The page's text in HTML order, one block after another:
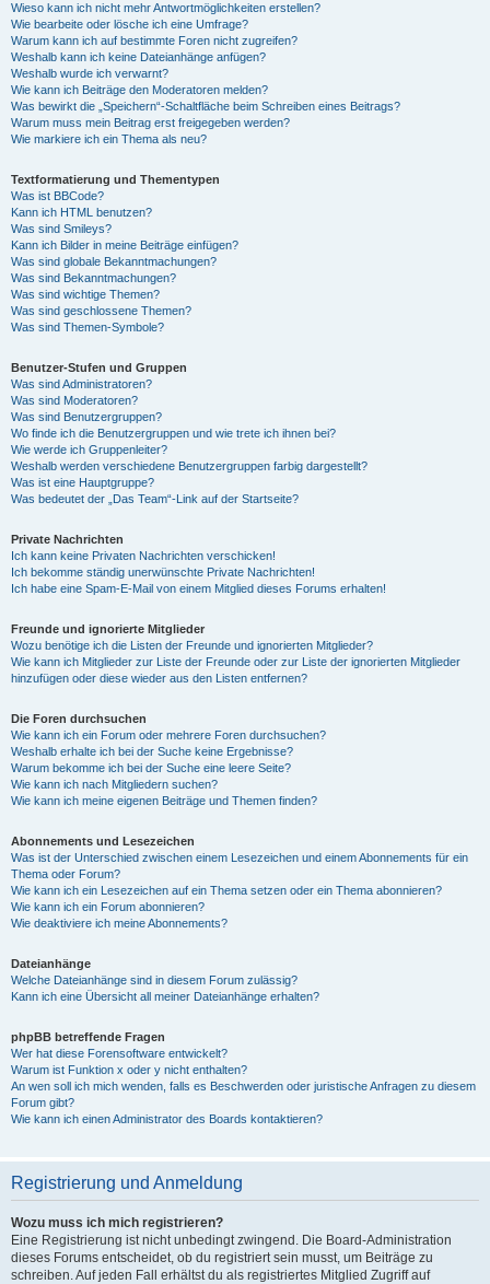
Wieso kann ich nicht mehr Antwortmöglichkeiten erstellen?
Wie bearbeite oder lösche ich eine Umfrage?
Warum kann ich auf bestimmte Foren nicht zugreifen?
Weshalb kann ich keine Dateianhänge anfügen?
Weshalb wurde ich verwarnt?
Wie kann ich Beiträge den Moderatoren melden?
Was bewirkt die „Speichern“-Schaltfläche beim Schreiben eines Beitrags?
Warum muss mein Beitrag erst freigegeben werden?
Wie markiere ich ein Thema als neu?
Textformatierung und Thementypen
Was ist BBCode?
Kann ich HTML benutzen?
Was sind Smileys?
Kann ich Bilder in meine Beiträge einfügen?
Was sind globale Bekanntmachungen?
Was sind Bekanntmachungen?
Was sind wichtige Themen?
Was sind geschlossene Themen?
Was sind Themen-Symbole?
Benutzer-Stufen und Gruppen
Was sind Administratoren?
Was sind Moderatoren?
Was sind Benutzergruppen?
Wo finde ich die Benutzergruppen und wie trete ich ihnen bei?
Wie werde ich Gruppenleiter?
Weshalb werden verschiedene Benutzergruppen farbig dargestellt?
Was ist eine Hauptgruppe?
Was bedeutet der „Das Team“-Link auf der Startseite?
Private Nachrichten
Ich kann keine Privaten Nachrichten verschicken!
Ich bekomme ständig unerwünschte Private Nachrichten!
Ich habe eine Spam-E-Mail von einem Mitglied dieses Forums erhalten!
Freunde und ignorierte Mitglieder
Wozu benötige ich die Listen der Freunde und ignorierten Mitglieder?
Wie kann ich Mitglieder zur Liste der Freunde oder zur Liste der ignorierten Mitglieder
hinzufügen oder diese wieder aus den Listen entfernen?
Die Foren durchsuchen
Wie kann ich ein Forum oder mehrere Foren durchsuchen?
Weshalb erhalte ich bei der Suche keine Ergebnisse?
Warum bekomme ich bei der Suche eine leere Seite?
Wie kann ich nach Mitgliedern suchen?
Wie kann ich meine eigenen Beiträge und Themen finden?
Abonnements und Lesezeichen
Was ist der Unterschied zwischen einem Lesezeichen und einem Abonnements für ein
Thema oder Forum?
Wie kann ich ein Lesezeichen auf ein Thema setzen oder ein Thema abonnieren?
Wie kann ich ein Forum abonnieren?
Wie deaktiviere ich meine Abonnements?
Dateianhänge
Welche Dateianhänge sind in diesem Forum zulässig?
Kann ich eine Übersicht all meiner Dateianhänge erhalten?
phpBB betreffende Fragen
Wer hat diese Forensoftware entwickelt?
Warum ist Funktion x oder y nicht enthalten?
An wen soll ich mich wenden, falls es Beschwerden oder juristische Anfragen zu diesem
Forum gibt?
Wie kann ich einen Administrator des Boards kontaktieren?
Registrierung und Anmeldung
Wozu muss ich mich registrieren?
Eine Registrierung ist nicht unbedingt zwingend. Die Board-Administration
dieses Forums entscheidet, ob du registriert sein musst, um Beiträge zu
schreiben. Auf jeden Fall erhältst du als registriertes Mitglied Zugriff auf